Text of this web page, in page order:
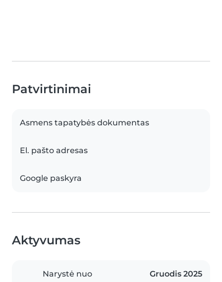
Patvirtinimai
Asmens tapatybės dokumentas
El. pašto adresas
Google paskyra
Aktyvumas
Narystė nuo Gruodis 2025